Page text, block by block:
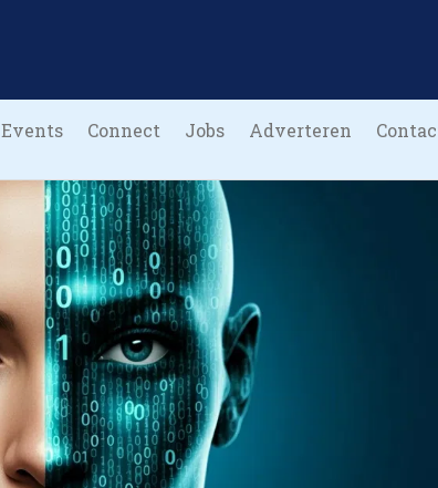
Events Connect Jobs Adverteren